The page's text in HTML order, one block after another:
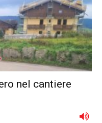
nel cantiere